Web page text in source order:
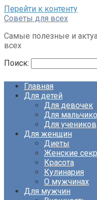
Перейти к контенту
Советы для всех
Самые полезные и
всех
Поиск:
Главная
Для детей
Для девочек
Для
Для учеников
Для женщин
Диеты
Женские
Красота
Кулинария
О мужчинах
Для мужчин